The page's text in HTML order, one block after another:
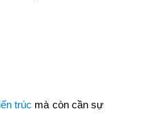
trúc mà còn cần sự